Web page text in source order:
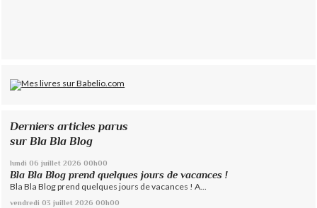
Derniers articles parus
sur Bla Bla Blog
lundi 06 juillet 2026 00h00
Bla Bla Blog prend quelques jours de vacances !
Bla Bla Blog prend quelques jours de vacances ! A...
vendredi 03 juillet 2026 00h00